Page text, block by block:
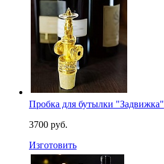
Пробка для бутылки "Задвижка"
3700 руб.
Изготовить